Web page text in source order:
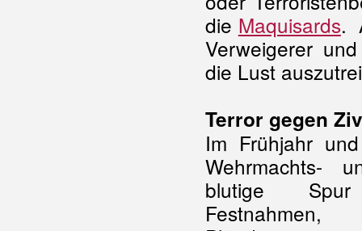
die Maquisards.
Verweigerer
die Lust
Terror gegen
Im Frühjahr
Wehrmachts-
blutige